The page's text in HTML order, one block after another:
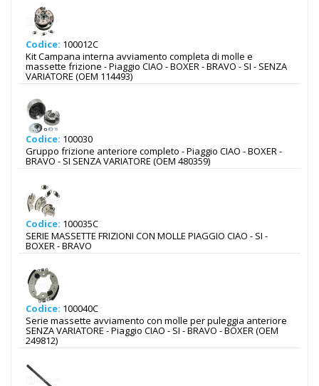
Codice: 100012C
Kit Campana interna avviamento completa di molle e
massette frizione - Piaggio CIAO - BOXER - BRAVO - SI - SENZA
VARIATORE (OEM 114493)
Codice: 100030
Gruppo frizione anteriore completo - Piaggio CIAO - BOXER -
BRAVO - SI SENZA VARIATORE (OEM 480359)
Codice: 100035C
SERIE MASSETTE FRIZIONI CON MOLLE PIAGGIO CIAO - SI -
BOXER - BRAVO
Codice: 100040C
Serie massette avviamento con molle per puleggia anteriore
SENZA VARIATORE - Piaggio CIAO - SI - BRAVO - BOXER (OEM
249812)